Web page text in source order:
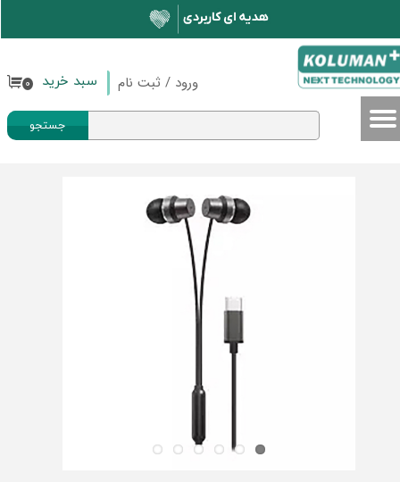
ورود / ثبت نام
حساب کاربری من
تغییر گذر واژه
سفارشات
جستجو
۰ سبد خرید